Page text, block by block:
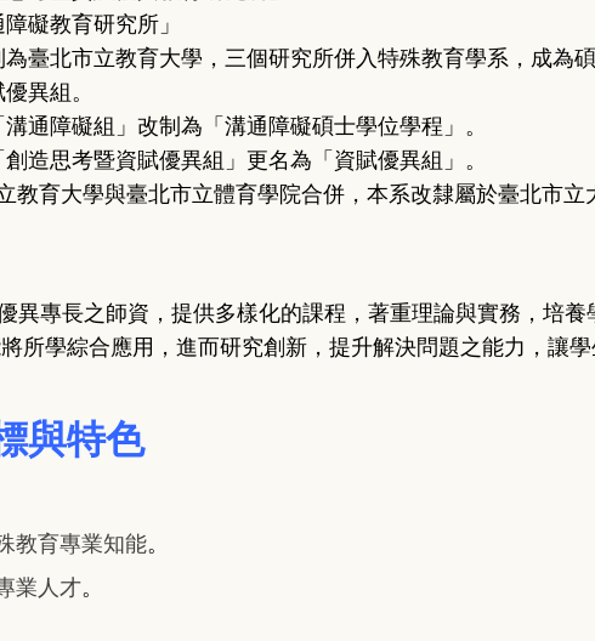
礙教育研究所」
臺北市立教育大學，三個研究所併入特殊教育學系，成為
異組。
通障礙組」改制為「溝通障礙碩士學位學程」。
造思考暨資賦優異組」更名為「資賦優異組」。
教育大學與臺北市立體育學院合併，本系改隸屬於臺北市立
異專長之師資，提供多樣化的課程，著重理論與實務，培
所學綜合應用，進而研究創新，提升解決問題之能力，讓
與特色
教育專業知能。
業人才。